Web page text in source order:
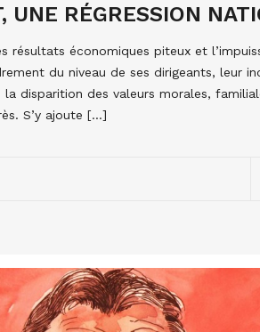
UNE RÉGRESSION
résultats économiques piteux et
du niveau de ses dirigeants, leur
disparition des valeurs morales,
S’y ajoute […]